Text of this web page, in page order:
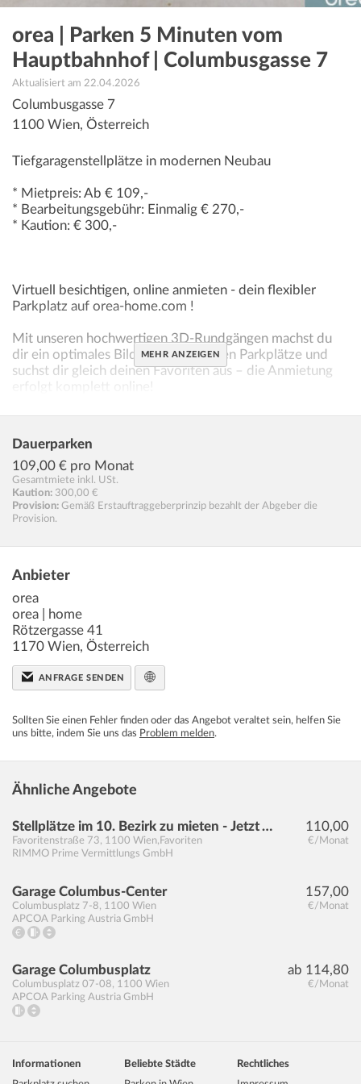
orea | Parken 5 Minuten vom
Hauptbahnhof | Columbusgasse 7
Aktualisiert am 22.04.2026
Columbusgasse 7
1100 Wien, Österreich
Tiefgaragenstellplätze in modernen Neubau
* Mietpreis: Ab € 109,-
* Bearbeitungsgebühr: Einmalig € 270,-
* Kaution: € 300,-
Virtuell besichtigen, online anmieten - dein flexibler
Parkplatz auf orea-home.com !
Mit unseren hochwertigen 3D-Rundgängen machst du
dir ein optimales Bild der verfügbaren Parkplätze und
suchst dir gleich deinen Favoriten aus – die Anmietung
erfolgt komplett online!
Der Immobilienmakler erklärt, dass er – entgegen dem in
der Immobilienwirtschaft üblichen Geschäftsgebrauch
des Doppelmaklers – einseitig nur für den Vermieter
tätig ist.
Infrastruktur / Entfernungen
Arzt
MEHR ANZEIGEN
Dauerparken
109,00 € pro Monat
Gesamtmiete inkl. USt.
Kaution: 300,00 €
Provision: Gemäß Erstauftraggeberprinzip bezahlt der Abgeber die
Provision.
Anbieter
orea
orea | home
Rötzergasse 41
1170 Wien, Österreich
ANFRAGE SENDEN
Sollten Sie einen Fehler finden oder das Angebot veraltet sein, helfen Sie
uns bitte, indem Sie uns das Problem melden.
Ähnliche Angebote
110,00
€/Monat
Stellplätze im 10. Bezirk zu mieten - Jetzt Anfragen!
Favoritenstraße 73, 1100 Wien,Favoriten
RIMMO Prime Vermittlungs GmbH
157,00
€/Monat
Garage Columbus-Center
Columbusplatz 7-8, 1100 Wien
APCOA Parking Austria GmbH
ab 114,80
€/Monat
Garage Columbusplatz
Columbusplatz 07-08, 1100 Wien
APCOA Parking Austria GmbH
Informationen
Beliebte Städte
Rechtliches